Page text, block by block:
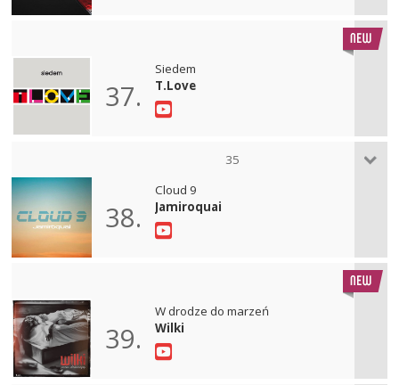
37.
Siedem
T.Love
35
38.
Cloud 9
Jamiroquai
39.
W drodze do marzeń
Wilki